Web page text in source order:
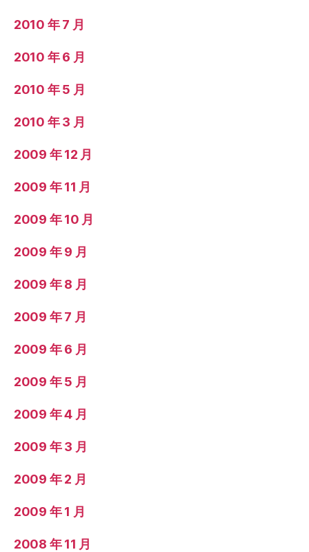
2010 年 7 月
2010 年 6 月
2010 年 5 月
2010 年 3 月
2009 年 12 月
2009 年 11 月
2009 年 10 月
2009 年 9 月
2009 年 8 月
2009 年 7 月
2009 年 6 月
2009 年 5 月
2009 年 4 月
2009 年 3 月
2009 年 2 月
2009 年 1 月
2008 年 11 月